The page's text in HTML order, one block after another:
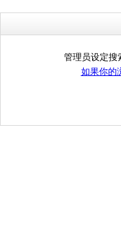
管理员设定搜
如果你的